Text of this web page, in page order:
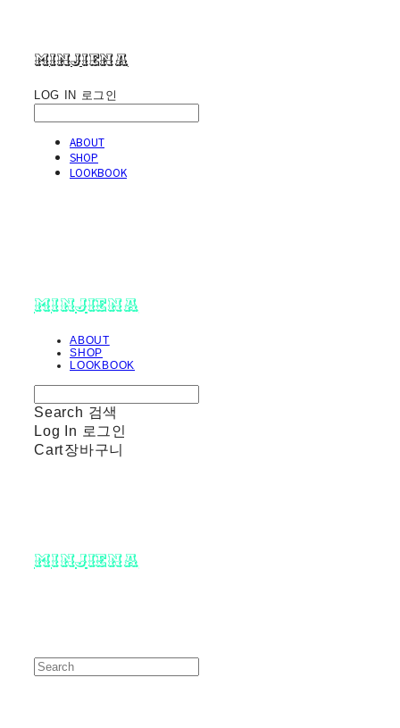
minjiena
LOG IN 로그인
ABOUT
SHOP
LOOKBOOK
minjiena
ABOUT
SHOP
LOOKBOOK
Search 검색
Log In 로그인
Cart장바구니
minjiena